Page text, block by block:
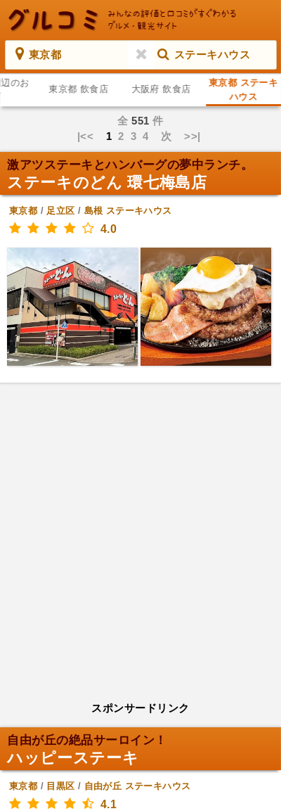
東京都 ステーキハウス
のお
東京都 飲食店 大阪府 飲食店
東京都 ステーキ
ハウス
全551 件
|<< 12 3 4 次 >>|
激アツステーキとハンバーグの夢中ランチ。
ステーキのどん 環七梅島店
東京都 / 足立区 / 島根 ステーキハウス
4.0
スポンサードリンク
自由が丘の絶品サーロイン！
ハッピーステーキ
東京都 / 目黒区 / 自由が丘 ステーキハウス
4.1